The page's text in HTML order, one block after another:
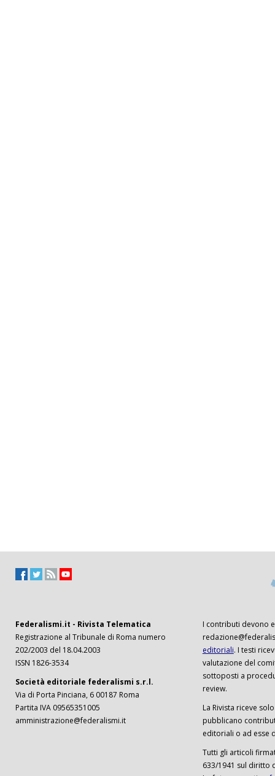
Federalismi.it - Rivista Telematica
Registrazione al Tribunale di Roma numero
202/2003 del 18.04.2003
ISSN 1826-3534
Società editoriale federalismi s.r.l.
Via di Porta Pinciana, 6 00187 Roma
Partita IVA 09565351005
amministrazione@federalismi.it
I contributi devono
editoriali. I testi
valutazione del
sottoposti a
review.
La Rivista riceve
pubblicano
editoriali o ad esse
Tutti gli articoli
633/1941 sul diritto